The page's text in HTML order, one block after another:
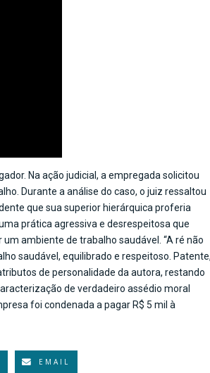
Na ação judicial, a empregada solicitou
Durante a análise do caso, o juiz ressaltou
que sua superior hierárquica proferia
prática agressiva e desrespeitosa que
ambiente de trabalho saudável. “A ré não
saudável, equilibrado e respeitoso. Patente,
de personalidade da autora, restando
de verdadeiro assédio moral
foi condenada a pagar R$ 5 mil à
EMAIL